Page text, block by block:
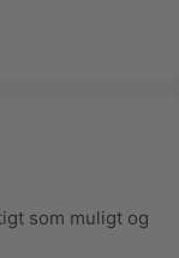
som muligt og